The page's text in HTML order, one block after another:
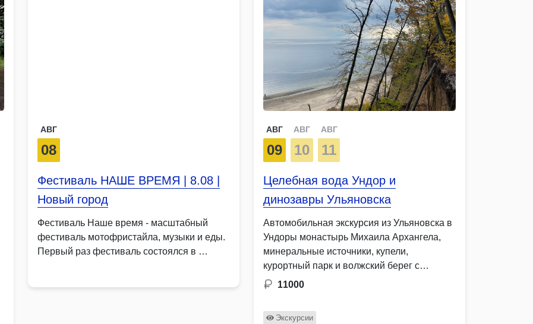
АВГ
08
Фестиваль НАШЕ ВРЕМЯ | 8.08 |
Новый город
Фестиваль Наше время - масштабный
фестиваль мотофристайла, музыки и еды.
Первый раз фестиваль состоялся в …
АВГ
09
АВГ
10
АВГ
11
Целебная вода Ундор и
динозавры Ульяновска
Автомобильная экскурсия из Ульяновска в
Ундоры монастырь Михаила Архангела,
минеральные источники, купели,
курортный парк и волжский берег с
поиском окаменелостей, …
11000
Экскурсии